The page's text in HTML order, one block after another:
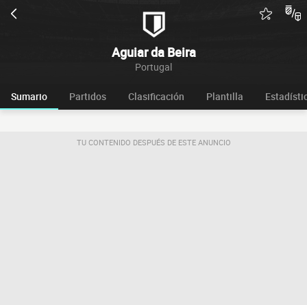
Aguiar da Beira
Portugal
Sumario Partidos Clasificación Plantilla
TU CONTENIDO DESPUÉS DE ESTE ANUNCIO